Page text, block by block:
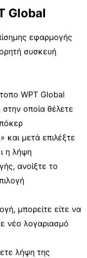
Global
εφαρμογής
συσκευή
WPT Global
οποία θέλετε
και μετά επιλέξτε
η λήψη
ανοίξτε το
μπορείτε είτε να
νέο λογαριασμό
λήψη της